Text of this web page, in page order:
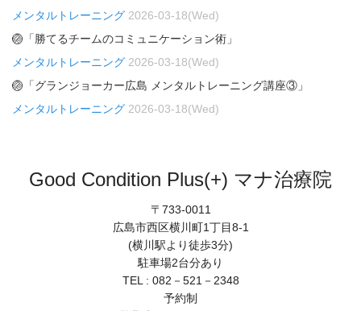
メンタルトレーニング 2026-03-18(Wed)
🏐「勝てるチームのコミュニケーション術」
メンタルトレーニング 2026-03-18(Wed)
🏐「グランジョーカー広島 メンタルトレーニング講座③」
メンタルトレーニング 2026-03-18(Wed)
Good Condition Plus(+) マナ治療院
〒733-0011
広島市西区横川町1丁目8-1
(横川駅より徒歩3分)
駐車場2台分あり
TEL : 082－521－2348
予約制